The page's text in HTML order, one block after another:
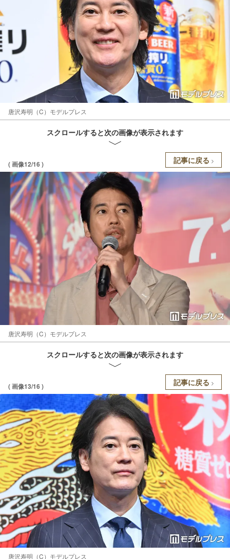
唐沢寿明（C）モデルプレス
スクロールすると次の画像が表示されます
( 画像12/16 ) 記事に戻る
唐沢寿明（C）モデルプレス
スクロールすると次の画像が表示されます
( 画像13/16 ) 記事に戻る
唐沢寿明（C）モデルプレス